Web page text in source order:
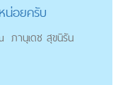
น่อยครับ
ภานุเดช สุขนิรัน